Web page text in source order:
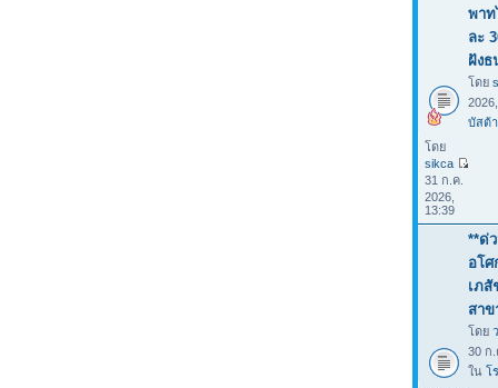
พาท
ละ
ฝังธ
โดย
บัสต้า
โดย
sikca
31 ก.ค.
2026,
13:39
**ด่
อโ
เภสั
สาข
โดย
30 ก.
ใน โ